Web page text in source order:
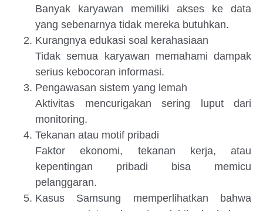
Banyak karyawan memiliki akses ke data
yang sebenarnya tidak mereka butuhkan.
Kurangnya edukasi soal kerahasiaan
Tidak semua karyawan memahami dampak
serius kebocoran informasi.
Pengawasan sistem yang lemah
Aktivitas mencurigakan sering luput dari
monitoring.
Tekanan atau motif pribadi
Faktor ekonomi, tekanan kerja, atau
kepentingan pribadi bisa memicu
pelanggaran.
Kasus Samsung memperlihatkan bahwa